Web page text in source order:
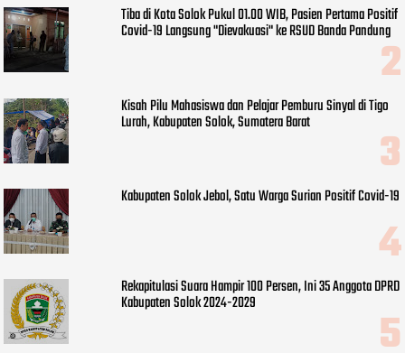
Tiba di Kota Solok Pukul 01.00 WIB, Pasien Pertama Positif
Covid-19 Langsung "Dievakuasi" ke RSUD Banda Pandung
Kisah Pilu Mahasiswa dan Pelajar Pemburu Sinyal di Tigo
Lurah, Kabupaten Solok, Sumatera Barat
Kabupaten Solok Jebol, Satu Warga Surian Positif Covid-19
Rekapitulasi Suara Hampir 100 Persen, Ini 35 Anggota DPRD
Kabupaten Solok 2024-2029